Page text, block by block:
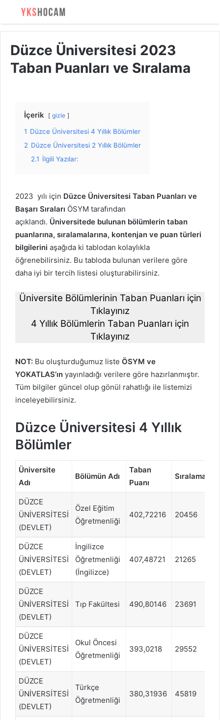
Düzce Üniversitesi 2023
Taban Puanları ve Sıralama
İçerik gizle
1 Düzce Üniversitesi 4 Yıllık Bölümler
2 Düzce Üniversitesi 2 Yıllık Bölümler
2.1 İlgili Yazılar:
2023 yılı için Düzce Üniversitesi Taban Puanları ve
Başarı Sıraları ÖSYM tarafından
açıklandı. Üniversitede bulunan bölümlerin taban
puanlarına, sıralamalarına, kontenjan ve puan türleri
bilgilerini aşağıda ki tablodan kolaylıkla
öğrenebilirsiniz. Bu tabloda bulunan verilere göre
daha iyi bir tercih listesi oluşturabilirsiniz.
Üniversite Bölümlerinin Taban Puanları için
Tıklayınız
4 Yıllık Bölümlerin Taban Puanları için
Tıklayınız
NOT: Bu oluşturduğumuz liste ÖSYM ve
YOKATLAS’ın yayınladığı verilere göre hazırlanmıştır.
Tüm bilgiler güncel olup gönül rahatlığı ile listemizi
inceleyebilirsiniz.
Düzce Üniversitesi 4 Yıllık
Bölümler
Üniversite
Adı
Bölümün Adı
Taban
Puanı
Sıralama
DÜZCE
ÜNİVERSİTESİ
(DEVLET)
Özel Eğitim
Öğretmenliği
402,72216 20456
DÜZCE
ÜNİVERSİTESİ
(DEVLET)
İngilizce
Öğretmenliği
(İngilizce)
407,48721 21265
DÜZCE
ÜNİVERSİTESİ
(DEVLET)
Tıp Fakültesi 490,80146 23691
DÜZCE
ÜNİVERSİTESİ
(DEVLET)
Okul Öncesi
Öğretmenliği
393,0218 29552
DÜZCE
ÜNİVERSİTESİ
(DEVLET)
Türkçe
Öğretmenliği
380,31936 45819